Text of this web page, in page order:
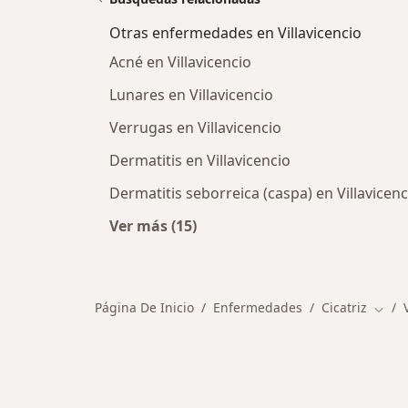
Otras enfermedades en Villavicencio
Acné en Villavicencio
Lunares en Villavicencio
Verrugas en Villavicencio
Dermatitis en Villavicencio
Dermatitis seborreica (caspa) en
Ver más (15)
Página De Inicio Enfermedades Cicatriz